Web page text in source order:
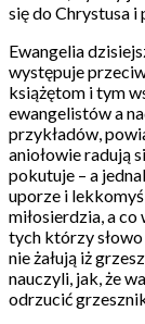
się do Chrystusa i
Ewangelia
występuje
książętom i tym
ewangelistów a
przykładów,
aniołowie radują
pokutuje – a
uporze i
miłosierdzia, a co
tych którzy słowo
nie żałują iż
nauczyli, jak, że
odrzucić